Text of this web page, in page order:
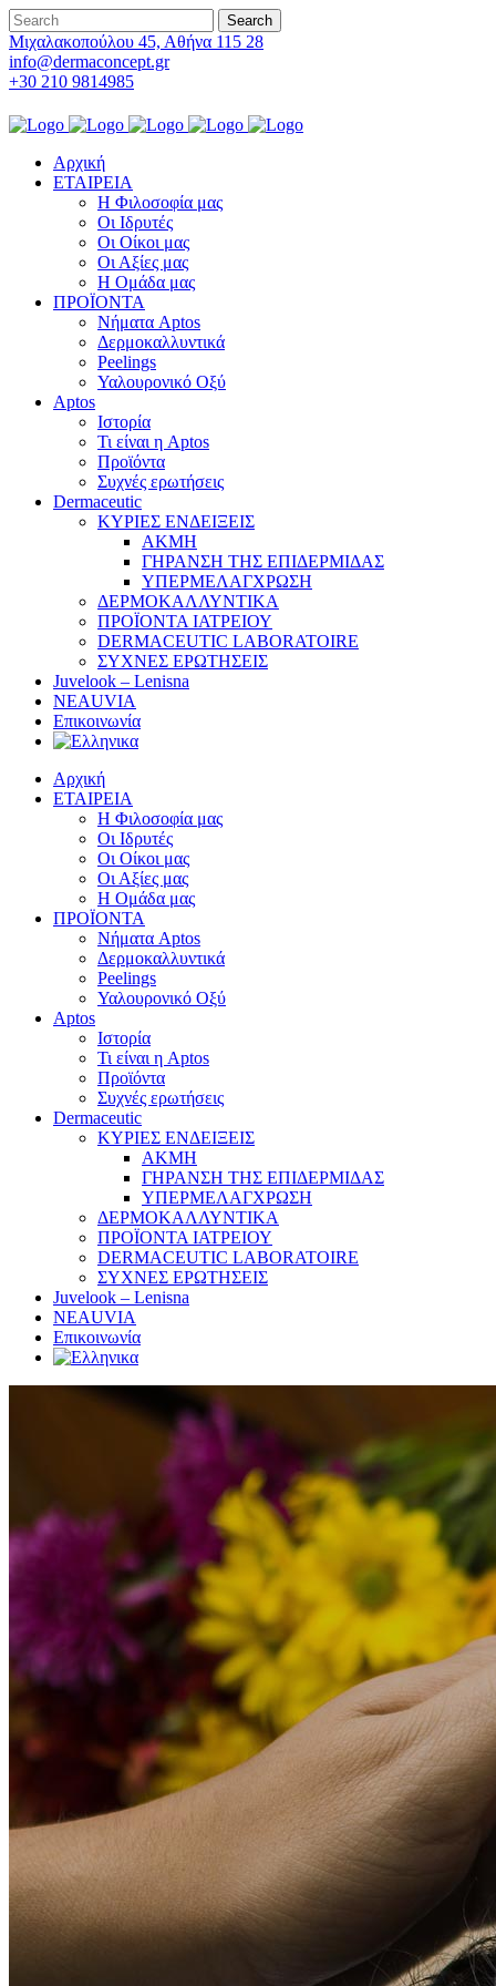
Μιχαλακοπούλου 45, Αθήνα 115 28
info@dermaconcept.gr
+30 210 9814985
Αρχική
ΕΤΑΙΡΕΙΑ
Η Φιλοσοφία μας
Οι Ιδρυτές
Οι Οίκοι μας
Οι Αξίες μας
Η Ομάδα μας
ΠΡΟΪΟΝΤΑ
Νήματα Aptos
Δερμοκαλλυντικά
Peelings
Υαλουρονικό Οξύ
Aptos
Ιστορία
Τι είναι η Aptos
Προϊόντα
Συχνές ερωτήσεις
Dermaceutic
ΚΥΡΙΕΣ ΕΝΔΕΙΞΕΙΣ
ΑΚΜΗ
ΓΗΡΑΝΣΗ ΤΗΣ ΕΠΙΔΕΡΜΙΔΑΣ
ΥΠΕΡΜΕΛΑΓΧΡΩΣΗ
ΔΕΡΜΟΚΑΛΛΥΝΤΙΚΑ
ΠΡΟΪΟΝΤΑ ΙΑΤΡΕΙΟΥ
DERMACEUTIC LABORATOIRE
ΣΥΧΝΕΣ ΕΡΩΤΗΣΕΙΣ
Juvelook – Lenisna
NEAUVIA
Επικοινωνία
Αρχική
ΕΤΑΙΡΕΙΑ
Η Φιλοσοφία μας
Οι Ιδρυτές
Οι Οίκοι μας
Οι Αξίες μας
Η Ομάδα μας
ΠΡΟΪΟΝΤΑ
Νήματα Aptos
Δερμοκαλλυντικά
Peelings
Υαλουρονικό Οξύ
Aptos
Ιστορία
Τι είναι η Aptos
Προϊόντα
Συχνές ερωτήσεις
Dermaceutic
ΚΥΡΙΕΣ ΕΝΔΕΙΞΕΙΣ
ΑΚΜΗ
ΓΗΡΑΝΣΗ ΤΗΣ ΕΠΙΔΕΡΜΙΔΑΣ
ΥΠΕΡΜΕΛΑΓΧΡΩΣΗ
ΔΕΡΜΟΚΑΛΛΥΝΤΙΚΑ
ΠΡΟΪΟΝΤΑ ΙΑΤΡΕΙΟΥ
DERMACEUTIC LABORATOIRE
ΣΥΧΝΕΣ ΕΡΩΤΗΣΕΙΣ
Juvelook – Lenisna
NEAUVIA
Επικοινωνία